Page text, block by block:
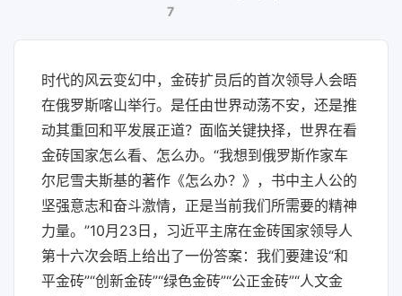
7
时代的风云变幻中，金砖扩员后的首次领导人会晤
在俄罗斯喀山举行。是任由世界动荡不安，还是推
动其重回和平发展正道？面临关键抉择，世界在看
金砖国家怎么看、怎么办。“我想到俄罗斯作家车
尔尼雪夫斯基的著作《怎么办？》，书中主人公的
坚强意志和奋斗激情，正是当前我们所需要的精神
力量。”10月23日，习近平主席在金砖国家领导人
第十六次会晤上给出了一份答案：我们要建设“和
平金砖”“创新金砖”“绿色金砖”“公正金砖”“人文金